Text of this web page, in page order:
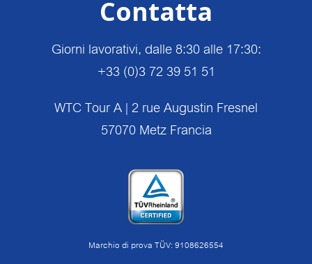
Contatta
Giorni lavorativi, dalle 8:30 alle 17:30:
+33 (0)3 72 39 51 51
WTC Tour A | 2 rue Augustin Fresnel
57070 Metz Francia
Marchio di prova TÜV: 9108626554